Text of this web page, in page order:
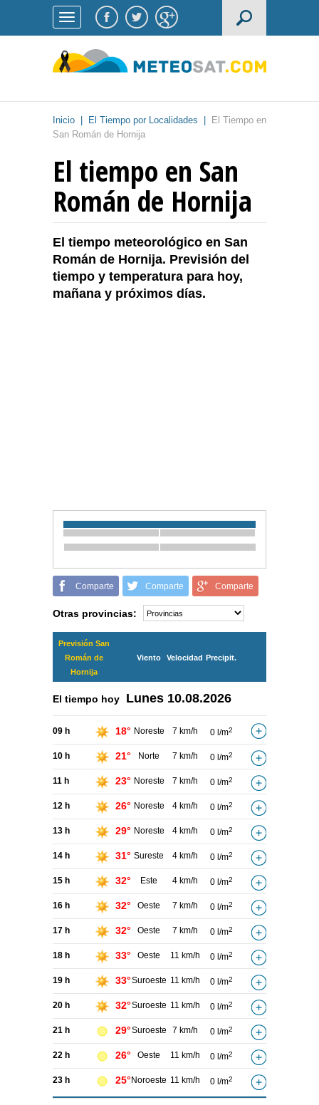
Inicio El Tiempo por Localidades
El Tiempo en
San Román de Hornija
El tiempo en San
Román de Hornija
El tiempo meteorológico en San
Román de Hornija. Previsión del
tiempo y temperatura para hoy,
mañana y próximos días.
Comparte Comparte Comparte
Otras provincias:
Previsión San
Román de
Hornija
Viento Velocidad Precipit.
El tiempo hoy Lunes 10.08.2026
09 h 18° Noreste 7 km/h 0 l/m2
10 h 21° Norte 7 km/h 0 l/m2
11 h 23° Noreste 7 km/h 0 l/m2
12 h 26° Noreste 4 km/h 0 l/m2
13 h 29° Noreste 4 km/h 0 l/m2
14 h 31° Sureste 4 km/h 0 l/m2
15 h 32° Este 4 km/h 0 l/m2
16 h 32° Oeste 7 km/h 0 l/m2
17 h 32° Oeste 7 km/h 0 l/m2
18 h 33° Oeste 11 km/h 0 l/m2
19 h 33°Suroeste 11 km/h 0 l/m2
20 h 32°Suroeste 11 km/h 0 l/m2
21 h 29°Suroeste 7 km/h 0 l/m2
22 h 26° Oeste 11 km/h 0 l/m2
23 h 25° Noroeste 11 km/h 0 l/m2